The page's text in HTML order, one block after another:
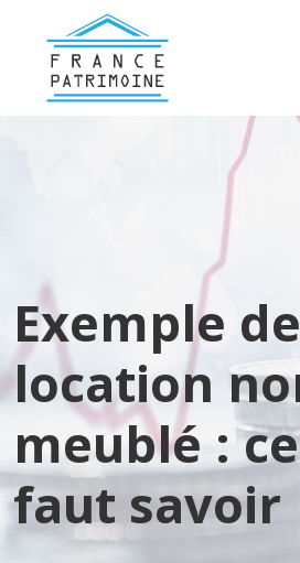
Exemple
location
meublé :
faut savoir